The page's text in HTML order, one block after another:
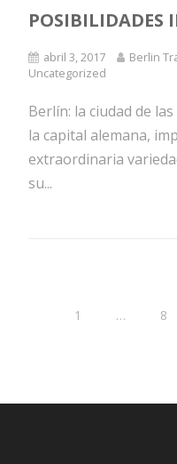
POSIBILIDADES
abril 3, 2017 Berlin
Uncategorized
Berlín: la ciudad de
la capital alemana,
extraordinaria
su...
1 … 8